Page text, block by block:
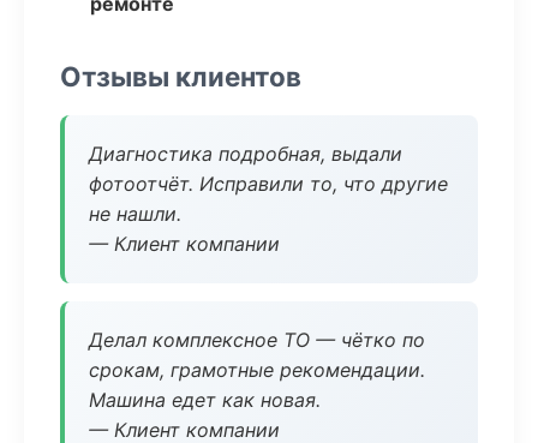
Отзывы клиентов
Диагностика подробная, выдали
фотоотчёт. Исправили то, что другие
не нашли.
— Клиент компании
Делал комплексное ТО — чётко по
срокам, грамотные рекомендации.
Машина едет как новая.
— Клиент компании